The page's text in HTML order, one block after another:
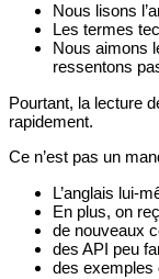
Nous lisons
Les termes
Nous aimons
ressentons
Pourtant, la lecture
rapidement.
Ce n’est pas un
L’anglais
En plus, on
de nouveaux
des API peu
des exemples